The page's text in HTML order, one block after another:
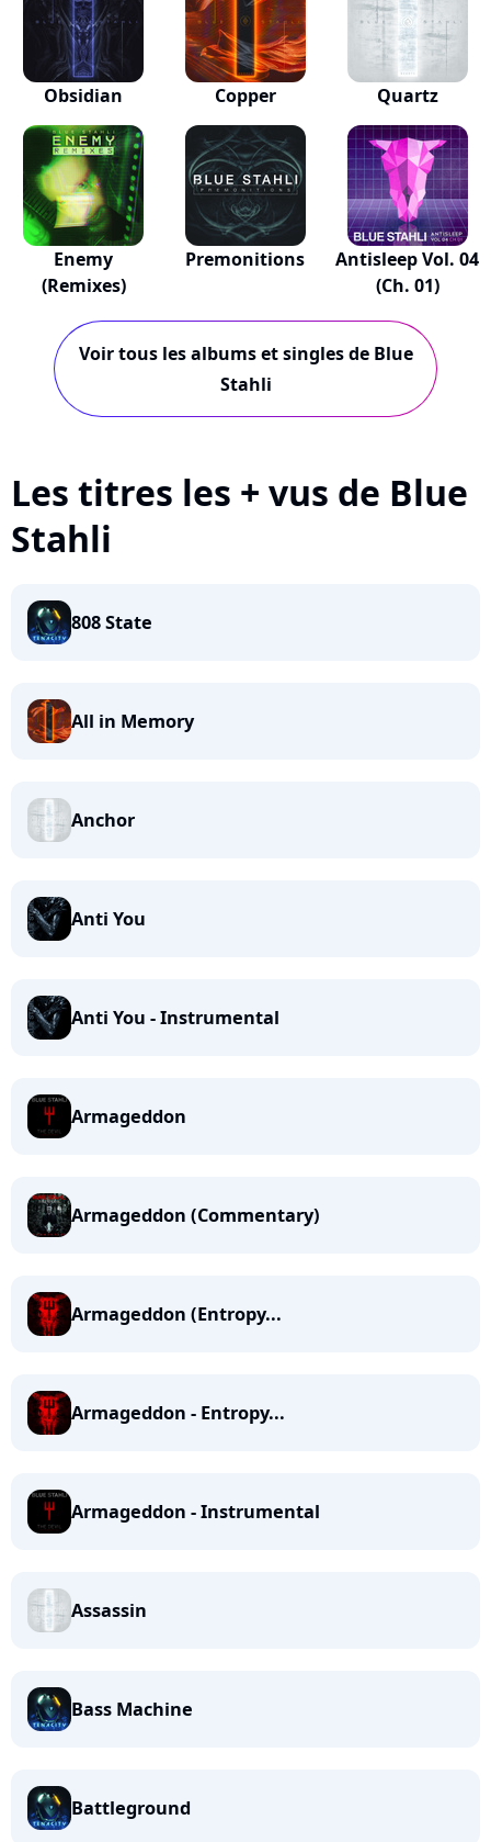
Obsidian Copper Quartz
Enemy
(Remixes)
Premonitions
Antisleep Vol. 04
(Ch. 01)
Voir tous les albums et singles de Blue
Stahli
Les titres les + vus de Blue
Stahli
808 State
All in Memory
Anchor
Anti You
Anti You - Instrumental
Armageddon
Armageddon (Commentary)
Armageddon (Entropy...
Armageddon - Entropy...
Armageddon - Instrumental
Assassin
Bass Machine
Battleground